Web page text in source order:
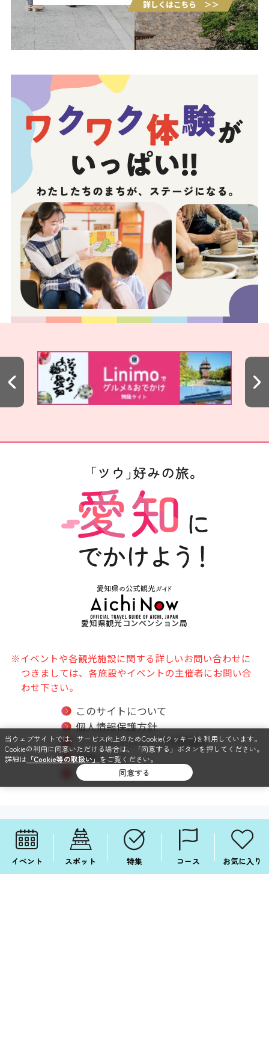
愛知県観光コンベンション局
※イベントや各観光施設に関する詳しいお問い合わせに
つきましては、各施設やイベントの主催者にお問い合
わせ下さい。
このサイトについて
個人情報保護方針
ソーシャルメディア利用規約
関連リンク
サイトマップ
SNSでも毎日情報配信中！
FOLLOW ME ON SNS!
イベント スポット 特集 コース お気に入り
当ウェブサイトでは、サービス向上のためCookie(クッキー)を利用しています。
Cookieの利用に同意いただける場合は、「同意する」ボタンを押してください。
詳細は 「Cookie等の取扱い」 をご覧ください。
同意する